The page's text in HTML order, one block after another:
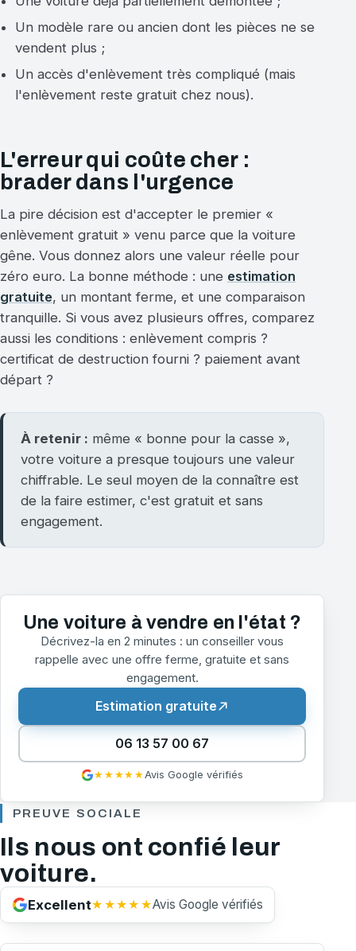
Un modèle rare ou ancien dont les pièces ne se
vendent plus ;
Un accès d'enlèvement très compliqué (mais
l'enlèvement reste gratuit chez nous).
L'erreur qui coûte cher :
brader dans l'urgence
La pire décision est d'accepter le premier «
enlèvement gratuit » venu parce que la voiture
gêne. Vous donnez alors une valeur réelle pour
zéro euro. La bonne méthode : une estimation
gratuite, un montant ferme, et une comparaison
tranquille. Si vous avez plusieurs offres, comparez
aussi les conditions : enlèvement compris ?
certificat de destruction fourni ? paiement avant
départ ?
À retenir : même « bonne pour la casse »,
votre voiture a presque toujours une valeur
chiffrable. Le seul moyen de la connaître est
de la faire estimer, c'est gratuit et sans
engagement.
Une voiture à vendre en l'état ?
Décrivez-la en 2 minutes : un conseiller vous
rappelle avec une offre ferme, gratuite et sans
engagement.
Estimation gratuite
06 13 57 00 67
★★★★★Avis Google vérifiés
PREUVE SOCIALE
Ils nous ont confié leur
voiture.
Excellent★★★★★Avis Google vérifiés